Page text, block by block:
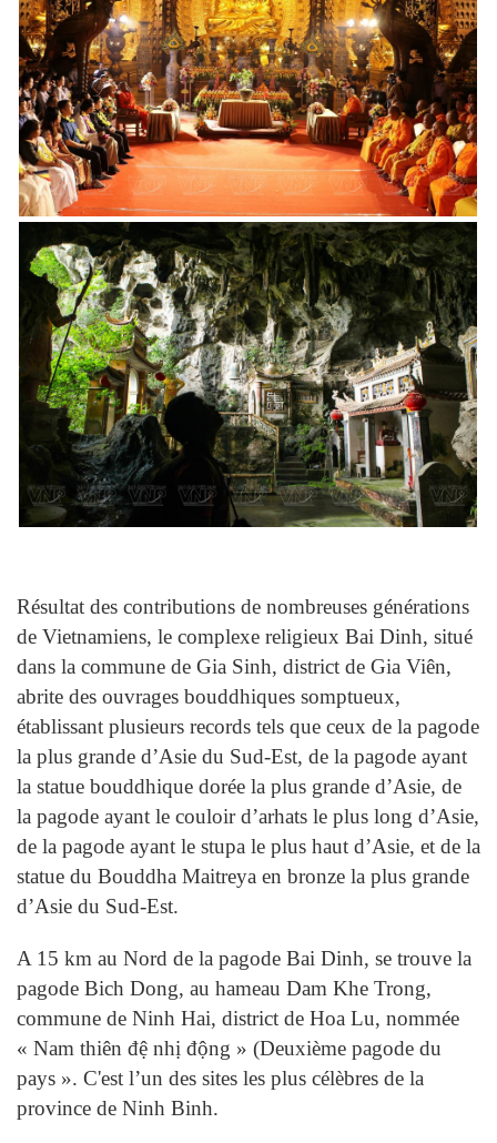
Résultat des contributions de nombreuses générations
de Vietnamiens, le complexe religieux Bai Dinh, situé
dans la commune de Gia Sinh, district de Gia Viên,
abrite des ouvrages bouddhiques somptueux,
établissant plusieurs records tels que ceux de la pagode
la plus grande d’Asie du Sud-Est, de la pagode ayant
la statue bouddhique dorée la plus grande d’Asie, de
la pagode ayant le couloir d’arhats le plus long d’Asie,
de la pagode ayant le stupa le plus haut d’Asie, et de la
statue du Bouddha Maitreya en bronze la plus grande
d’Asie du Sud-Est.
A 15 km au Nord de la pagode Bai Dinh, se trouve la
pagode Bich Dong, au hameau Dam Khe Trong,
commune de Ninh Hai, district de Hoa Lu, nommée
« Nam thiên đệ nhị động » (Deuxième pagode du
pays ». C'est l’un des sites les plus célèbres de la
province de Ninh Binh.